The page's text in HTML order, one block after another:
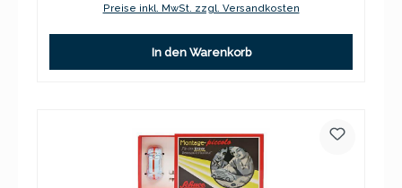
Preise inkl. MwSt. zzgl. Versandkosten
In den Warenkorb